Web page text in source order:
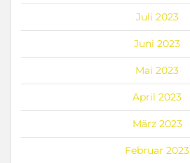
Juli 2023
Juni 2023
Mai 2023
April 2023
März 2023
Februar 2023